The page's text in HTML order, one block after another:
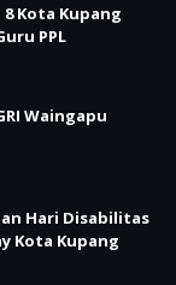
Kota Kupang
PPL
Waingapu
Hari Disabilitas
Kota Kupang